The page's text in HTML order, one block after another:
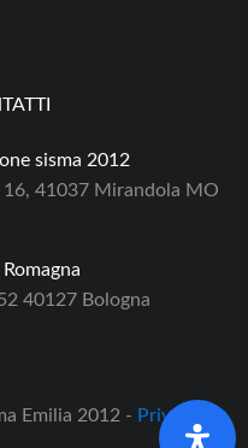
sisma 2012
16, 41037 Mirandola MO
40127 Bologna
Emilia 2012 - Privacy